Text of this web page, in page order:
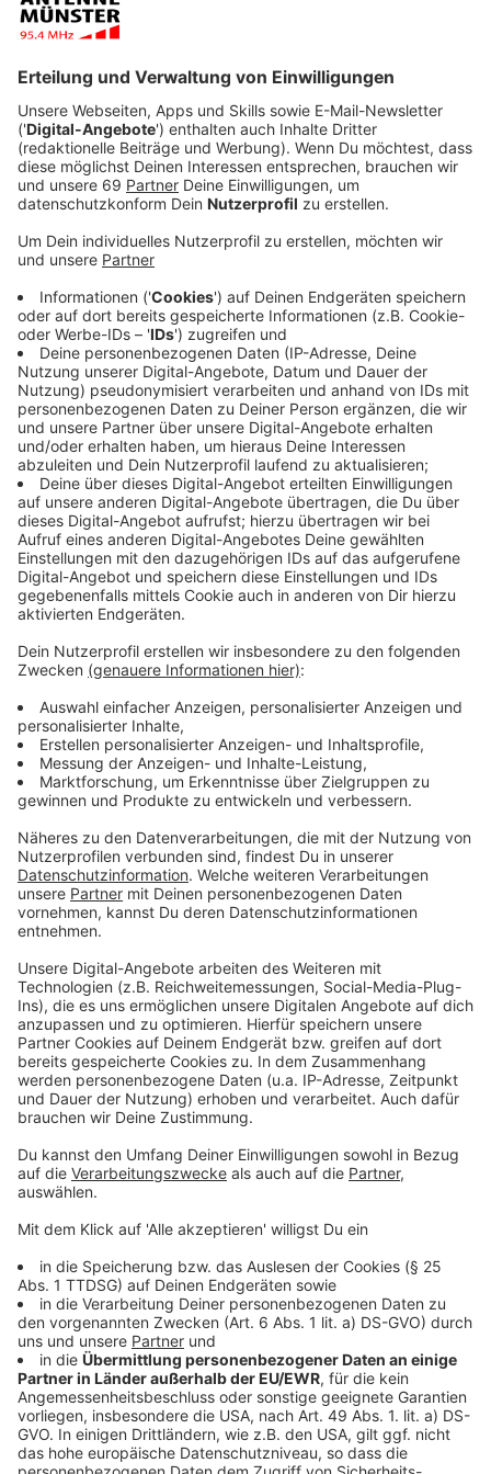
Anzeige
Als erstes sind die Stadtteile Amelsbüren, Hiltrup,
Gremmendorf, Wolbeck und Angelmodde dran - in
Drensteinfurt die Gebiete Rinkerode und Walstedde.
Dort sollen die ersten rund 14.600 Erdgasgeräte
bereits bis Sommer 2026 umgestellt werden. Dazu
arbeiten die Stadtnetze Münster mit dem
energietechnischen Unternehmen ESK zusammen. Ab
Anfang Juni werden die Verbraucher:innen per Post
über das Vorgehen informiert. Techniker:innen
besuchen dann die Haushalte, um die Erdgasgeräte zu
überprüfen. Rund ein Jahr später werden die Geräte
entsprechend angepasst. In vielen Fällen reicht dabei
schon der Austausch einer Düse. Danach werden die
weiteren 60.000 Erdgasgeräte im Stadtgebiet von
Münster umgestellt.
Anzeige
L-Gas und H-Gas
Aktuell wird Münster noch mit dem sogenannten L-
Gas versorgt. Diese Erdgassorte kommt vor allem aus
Brennwert und Energiegehalt auf. Allerdings ist die
Förderung von L-Gas rückläufig, weshalb auf H-Gas
umgestellt werden muss. Das H-Gas hat einen höheren
Brennwert und Energiegehalt und wird bereits in
Netzgebiet Münster und Drensteinfurt ist daher eine
der letzten Regionen, die noch nicht umgestellt sind.
Anzeige
Umstellung für Verbraucher:innen kostenfrei
Anzeige
Da der lokale Netzbetreiber gesetzlich dazu
verpflichtet ist, die Erdgasumstellung zu finanzieren,
fallen für Verbraucher:innen keine Kosten an. Auch die
Energiepreise werden voraussichtlich nicht ansteigen,
da der Preis in Kilowattstunden berechnet wird und
sich nach dem Energiegehalt richtet, der beim H-Gas
höher ist als beim L-Gas.
Anzeige